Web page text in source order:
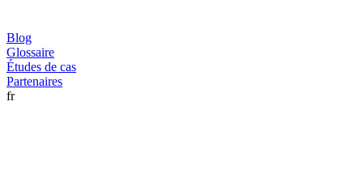
Blog
Glossaire
Études de cas
Partenaires
fr